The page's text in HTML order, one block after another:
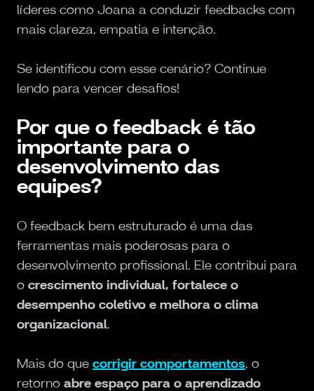
líderes como Joana a conduzir feedbacks com
mais clareza, empatia e intenção.
Se identificou com esse cenário? Continue
lendo para vencer desafios!
Por que o feedback é tão
importante para o
desenvolvimento das
equipes?
O feedback bem estruturado é uma das
ferramentas mais poderosas para o
desenvolvimento profissional. Ele contribui para
o crescimento individual, fortalece o
desempenho coletivo e melhora o clima
organizacional.
Mais do que corrigir comportamentos, o
retorno abre espaço para o aprendizado